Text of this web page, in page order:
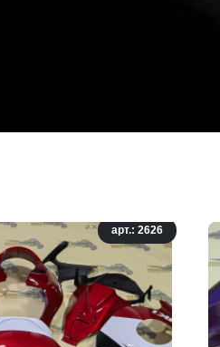
арт.: 2626